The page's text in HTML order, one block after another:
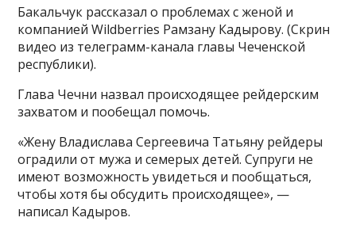
Бакальчук рассказал о проблемах с женой и
компанией Wildberries Рамзану Кадырову. (Скрин
видео из телеграмм-канала главы Чеченской
республики).
Глава Чечни назвал происходящее рейдерским
захватом и пообещал помочь.
«Жену Владислава Сергеевича Татьяну рейдеры
оградили от мужа и семерых детей. Супруги не
имеют возможность увидеться и пообщаться,
чтобы хотя бы обсудить происходящее», —
написал Кадыров.